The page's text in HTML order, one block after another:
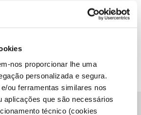
nos proporcionar lhe uma
personalizada e segura.
ou ferramentas similares nos
aplicações que são necessários
técnico (cookies
de julho